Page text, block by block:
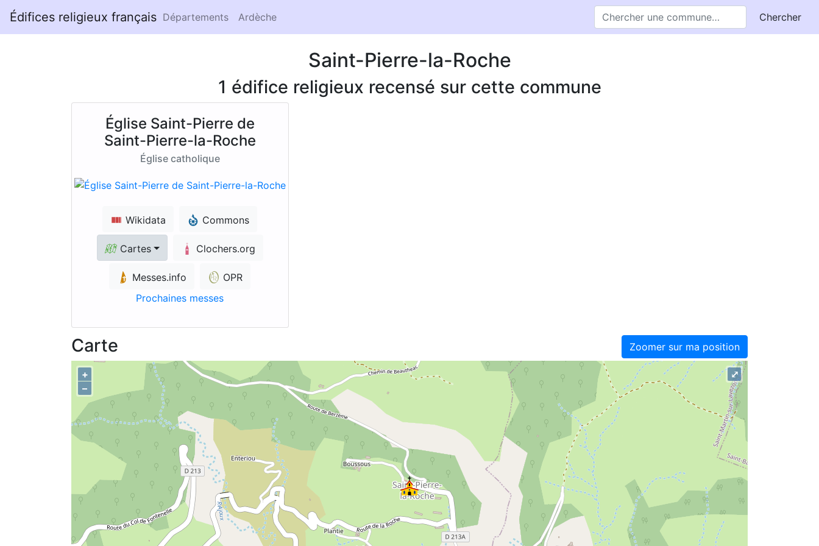
Édifices religieux français Départements Ardèche Chercher
Saint-Pierre-la-Roche
1 édifice religieux recensé sur cette commune
Église Saint-Pierre de
Saint-Pierre-la-Roche
Église catholique
Wikidata Commons
Cartes Clochers.org
Messes.info
OPR
Prochaines messes
Zoomer sur ma position
Carte
+
–
⤢